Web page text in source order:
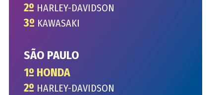
2º HARLEY-DAVIDSON
3º KAWASAKI
SÃO PAULO
1º HONDA
2º HARLEY-DAVIDSON